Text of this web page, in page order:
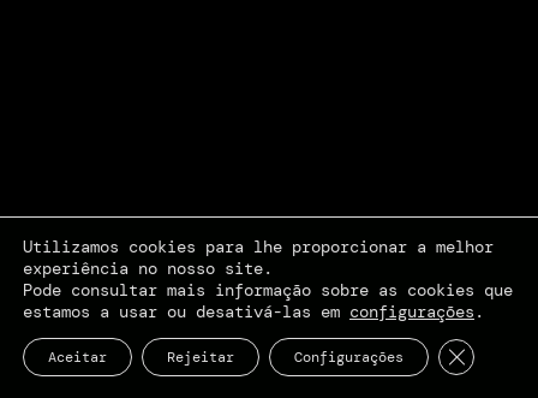
Utilizamos cookies para lhe proporcionar a melhor
experiência no nosso site.
Pode consultar mais informação sobre as cookies que
estamos a usar ou desativá-las em configurações .
Aceitar Rejeitar Configurações Close